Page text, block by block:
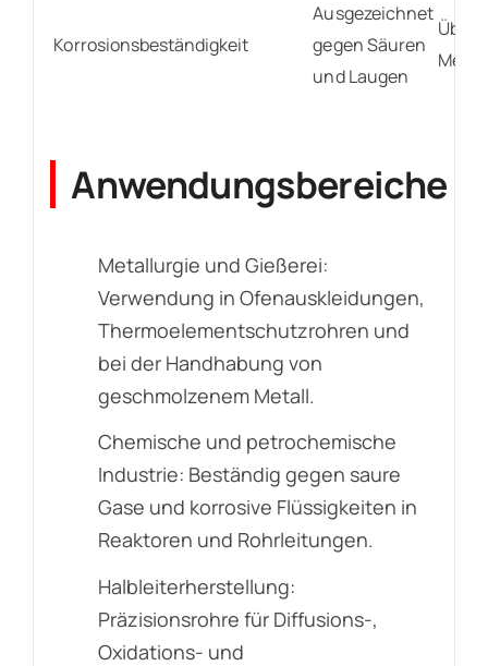
Korrosionsbeständigkeit
Ausgezeichnet
gegen Säuren
und Laugen
Anwendungsbereiche
Metallurgie und Gießerei:
Verwendung in Ofenauskleidungen,
Thermoelementschutzrohren und
bei der Handhabung von
geschmolzenem Metall.
Chemische und petrochemische
Industrie: Beständig gegen saure
Gase und korrosive Flüssigkeiten in
Reaktoren und Rohrleitungen.
Halbleiterherstellung:
Präzisionsrohre für Diffusions-,
Oxidations- und